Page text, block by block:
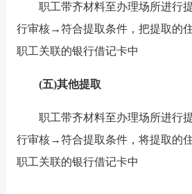
职工带齐材料至办理场所进行
行审核→符合提取条件，把提取的
职工关联的银行借记卡中
(五)其他提取
职工带齐材料至办理场所进行
行审核→符合提取条件，将提取的
职工关联的银行借记卡中